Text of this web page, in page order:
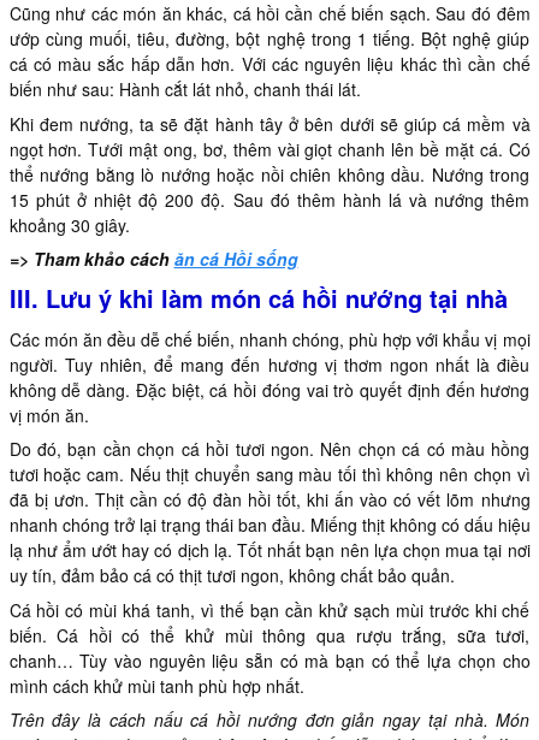
Cũng như các món ăn khác, cá hồi cần chế biến sạch. Sau đó đêm
ướp cùng muối, tiêu, đường, bột nghệ trong 1 tiếng. Bột nghệ giúp
cá có màu sắc hấp dẫn hơn. Với các nguyên liệu khác thì cần chế
biến như sau: Hành cắt lát nhỏ, chanh thái lát.
Khi đem nướng, ta sẽ đặt hành tây ở bên dưới sẽ giúp cá mềm và
ngọt hơn. Tưới mật ong, bơ, thêm vài giọt chanh lên bề mặt cá. Có
thể nướng bằng lò nướng hoặc nồi chiên không dầu. Nướng trong
15 phút ở nhiệt độ 200 độ. Sau đó thêm hành lá và nướng thêm
khoảng 30 giây.
=> Tham khảo cách ăn cá Hồi sống
III. Lưu ý khi làm món cá hồi nướng tại nhà
Các món ăn đều dễ chế biến, nhanh chóng, phù hợp với khẩu vị mọi
người. Tuy nhiên, để mang đến hương vị thơm ngon nhất là điều
không dễ dàng. Đặc biệt, cá hồi đóng vai trò quyết định đến hương
vị món ăn.
Do đó, bạn cần chọn cá hồi tươi ngon. Nên chọn cá có màu hồng
tươi hoặc cam. Nếu thịt chuyển sang màu tối thì không nên chọn vì
đã bị ươn. Thịt cần có độ đàn hồi tốt, khi ấn vào có vết lõm nhưng
nhanh chóng trở lại trạng thái ban đầu. Miếng thịt không có dấu hiệu
lạ như ẩm ướt hay có dịch lạ. Tốt nhất bạn nên lựa chọn mua tại nơi
uy tín, đảm bảo cá có thịt tươi ngon, không chất bảo quản.
Cá hồi có mùi khá tanh, vì thế bạn cần khử sạch mùi trước khi chế
biến. Cá hồi có thể khử mùi thông qua rượu trắng, sữa tươi,
chanh… Tùy vào nguyên liệu sẵn có mà bạn có thể lựa chọn cho
mình cách khử mùi tanh phù hợp nhất.
Trên đây là cách nấu cá hồi nướng đơn giản ngay tại nhà. Món